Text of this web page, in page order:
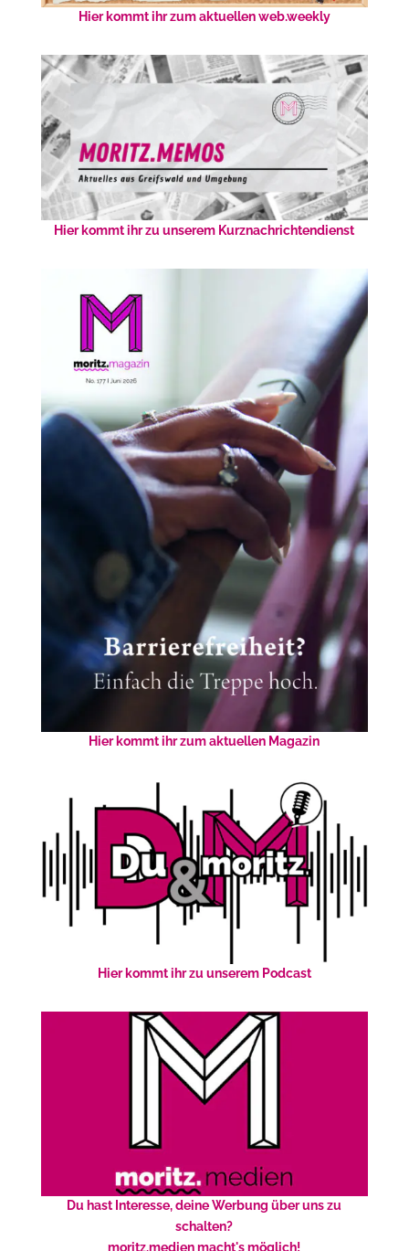
Hier kommt ihr zum aktuellen web.weekly
Hier kommt ihr zu unserem Kurznachrichtendienst
Hier kommt ihr zum aktuellen Magazin
Hier kommt ihr zu unserem Podcast
Du hast Interesse, deine Werbung über uns zu
schalten?
moritz.medien macht's möglich!